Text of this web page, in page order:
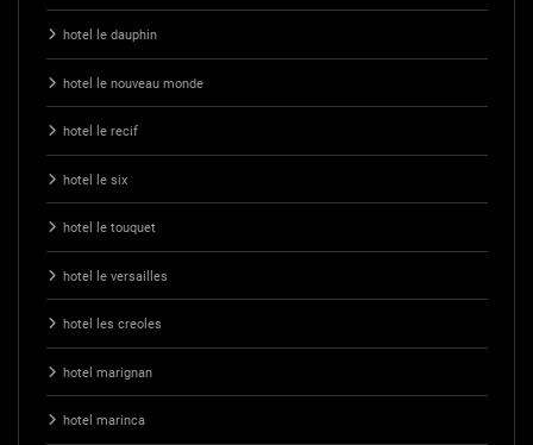
hotel le dauphin
hotel le nouveau monde
hotel le recif
hotel le six
hotel le touquet
hotel le versailles
hotel les creoles
hotel marignan
hotel marinca